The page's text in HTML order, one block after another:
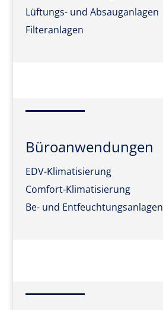
Lüftungs- und Absauganlagen
Filteranlagen
Büroanwendungen
EDV-Klimatisierung
Comfort-Klimatisierung
Be- und Entfeuchtungsanlagen